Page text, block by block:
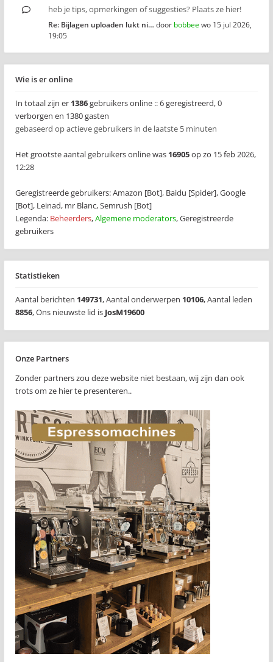
heb je tips, opmerkingen of suggesties? Plaats ze hier!
Re: Bijlagen uploaden lukt ni… door bobbeewo 15 jul 2026,
19:05
Wie is er online
In totaal zijn er 1386gebruikers online :: 6 geregistreerd, 0
verborgen en 1380 gasten
gebaseerd op actieve gebruikers in de laatste 5 minuten
Het grootste aantal gebruikers online was 16905op zo 15 feb 2026,
12:28
Geregistreerde gebruikers:Amazon [Bot], Baidu [Spider],Google
[Bot], Leinad, mr Blanc,Semrush [Bot]
Legenda: Beheerders,Algemene moderators,Geregistreerde
gebruikers
Statistieken
Aantal berichten 149731,Aantal onderwerpen 10106,Aantal leden
8856,Ons nieuwste lid is JosM19600
Onze Partners
Zonder partners zou deze website niet bestaan, wij zijn dan ook
trots om ze hier te presenteren..